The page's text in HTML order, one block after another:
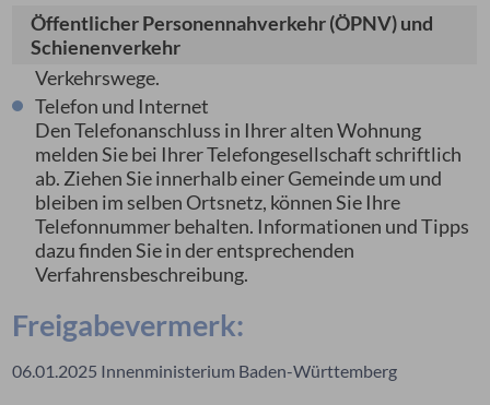
Öffentlicher Personennahverkehr (ÖPNV) und
Schienenverkehr
Verkehrswege.
Telefon und Internet
Den Telefonanschluss in Ihrer alten Wohnung
melden Sie bei Ihrer Telefongesellschaft schriftlich
ab. Ziehen Sie innerhalb einer Gemeinde um und
bleiben im selben Ortsnetz, können Sie Ihre
Telefonnummer behalten. Informationen und Tipps
dazu finden Sie in der entsprechenden
Verfahrensbeschreibung.
Freigabevermerk:
06.01.2025 Innenministerium Baden-Württemberg